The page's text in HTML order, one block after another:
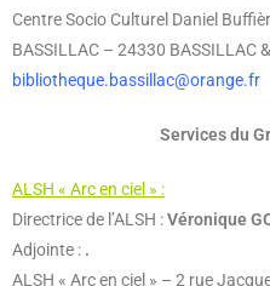
Centre Socio Culturel Daniel
BASSILLAC – 24330 BASSILLAC
bibliotheque.bassillac@orange.fr
Services du
ALSH « Arc en ciel » :
Directrice de l’ALSH :Véronique
Adjointe : .
ALSH « Arc en ciel » – 2 rue